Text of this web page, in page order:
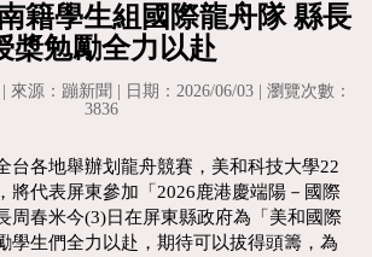
籍學生組國際龍舟隊 縣長
槳勉勵全力以赴
源：蹦新聞 | 日期：2026/06/03 | 瀏覽次數：
3836
台各地舉辦划龍舟競賽，美和科技大學22
將代表屏東參加「2026鹿港慶端陽－國際
周春米今(3)日在屏東縣政府為「美和國際
學生們全力以赴，期待可以拔得頭籌，為